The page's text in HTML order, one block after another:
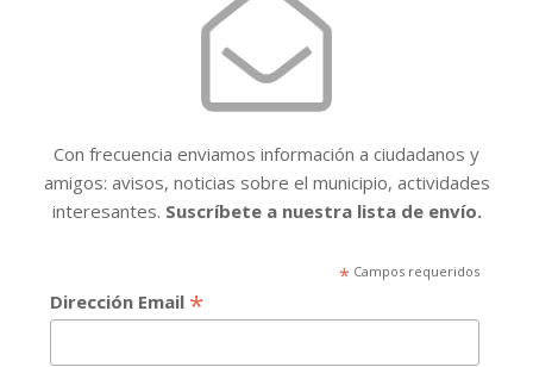
t
o
Con frecuencia enviamos información a ciudadanos y
amigos: avisos, noticias sobre el municipio, actividades
interesantes. Suscríbete a nuestra lista de envío.
*Campos requeridos
Dirección Email *